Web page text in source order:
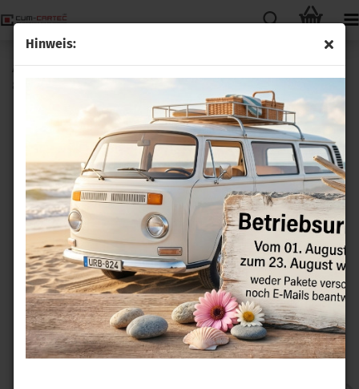
Hinweis:
Audi Rückfahrkamera HIGH Nachrüstsatz für Audi A4 B9
8W Limousine und Avant Bj. 2017 - 2024